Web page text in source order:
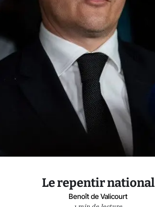
Le repentir national
Benoît de Valicourt